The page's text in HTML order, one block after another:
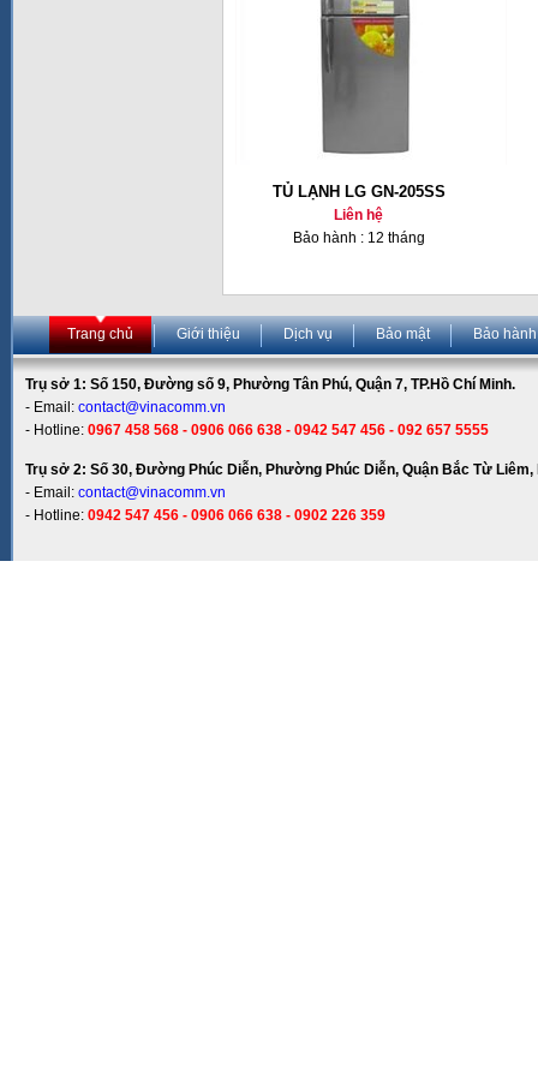
TỦ LẠNH LG GN-205SS
Liên hệ
Bảo hành : 12 tháng
Trang chủ Giới thiệu Dịch vụ Bảo mật Bảo hành
Trụ sở 1: Số 150, Đường số 9, Phường Tân Phú, Quận 7, TP.Hồ Chí Minh.
- Email: contact@vinacomm.vn
- Hotline: 0967 458 568 - 0906 066 638 - 0942 547 456 - 092 657 5555
Trụ sở 2: Số 30, Đường Phúc Diễn, Phường Phúc Diễn, Quận Bắc Từ Liêm,
- Email: contact@vinacomm.vn
- Hotline: 0942 547 456 - 0906 066 638 - 0902 226 359